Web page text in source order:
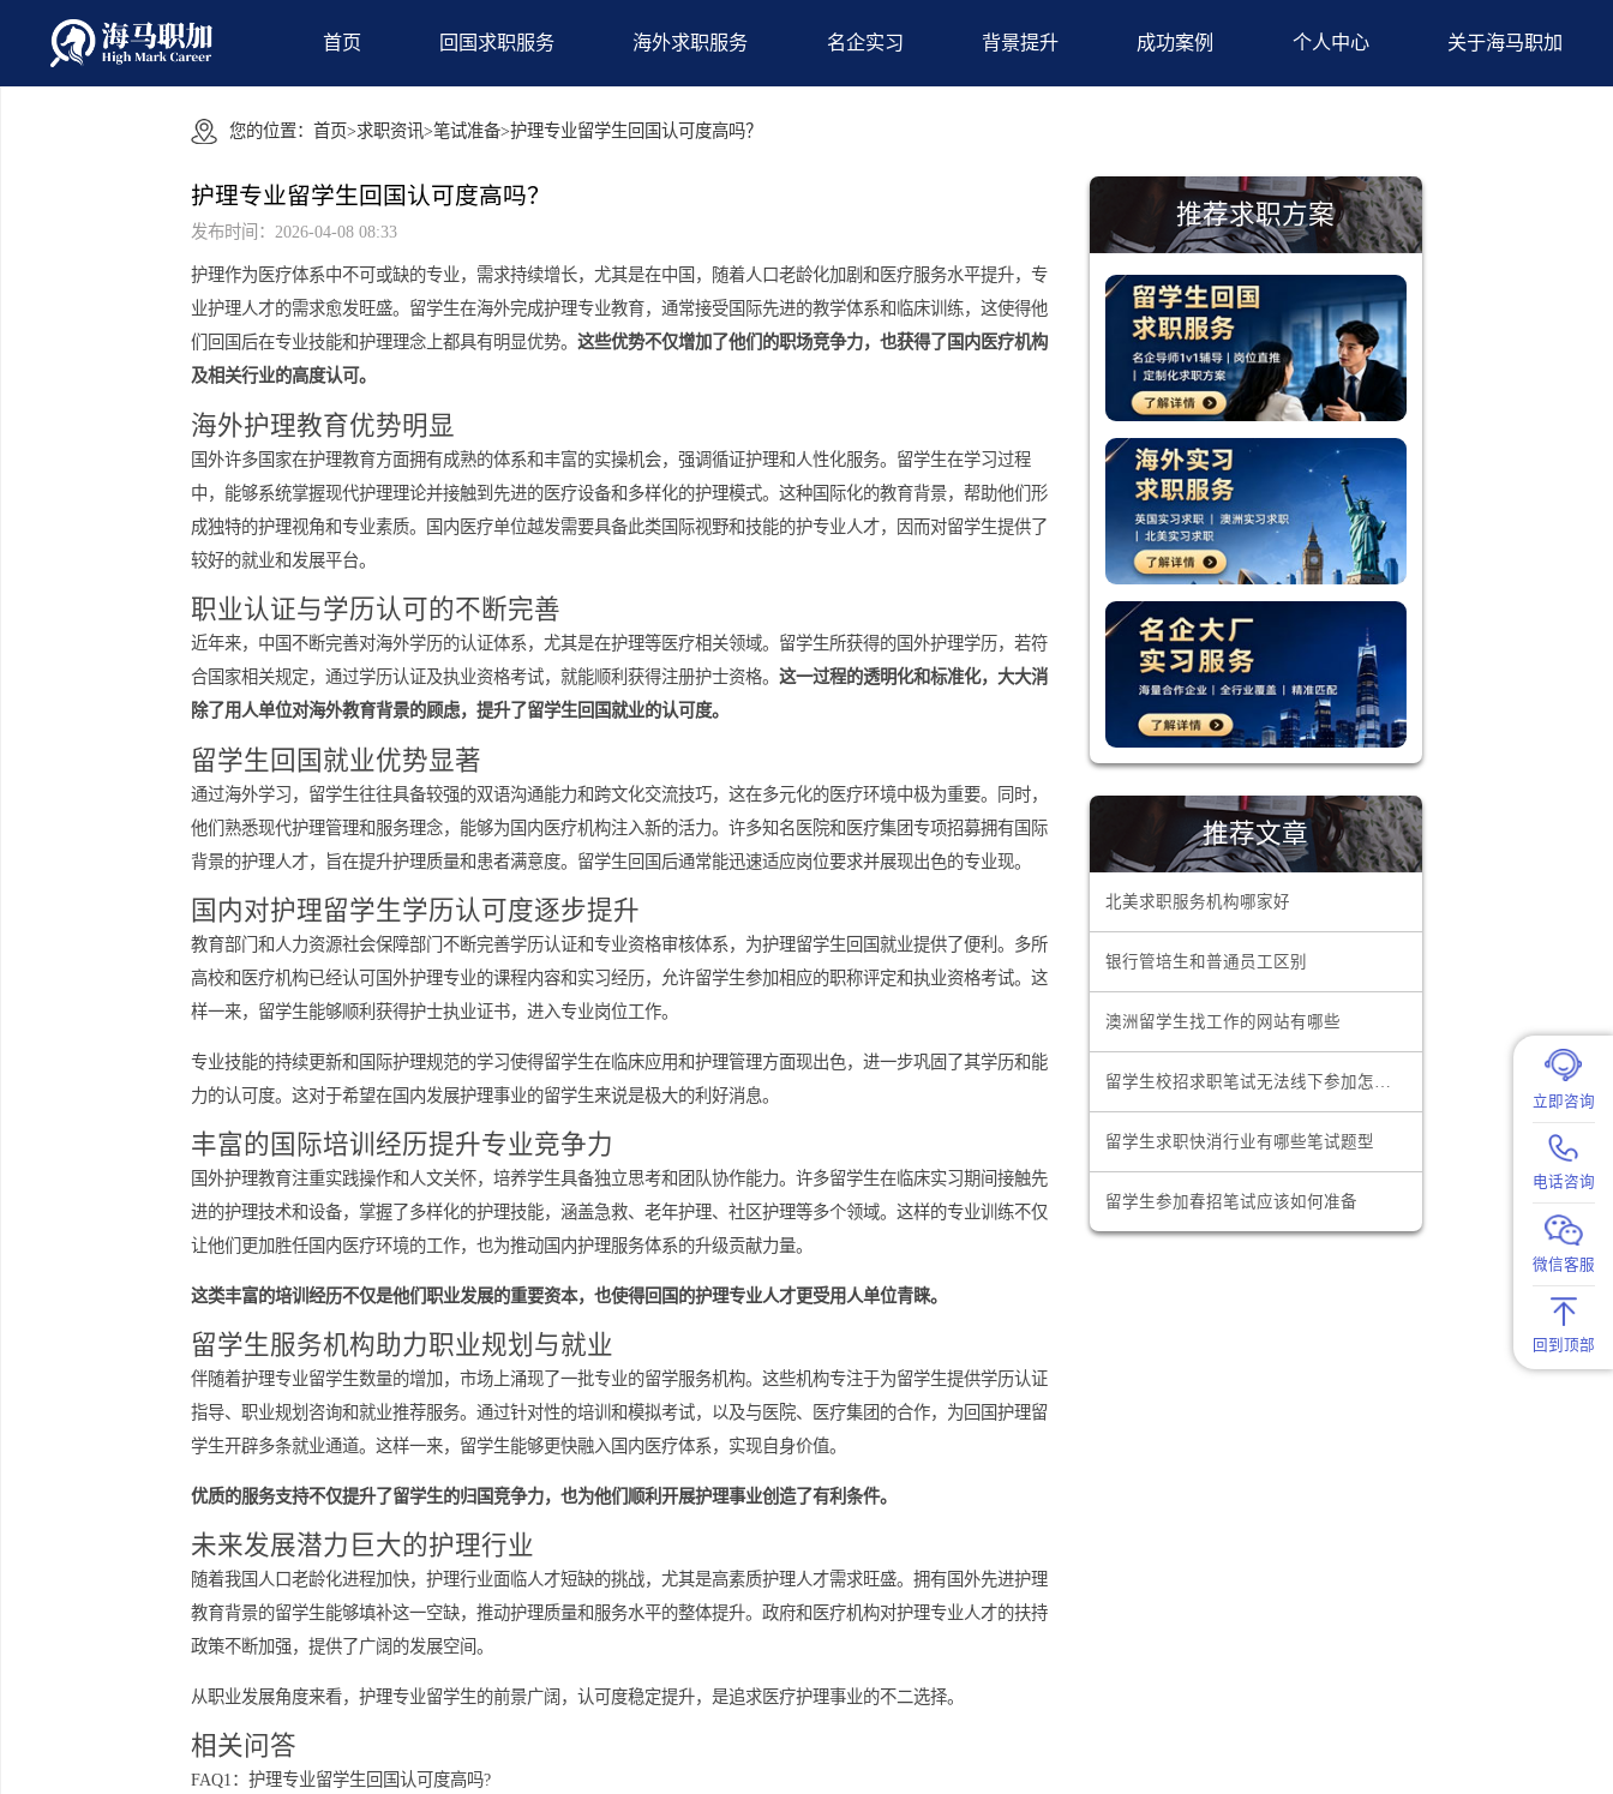
首页 回国求职服务 海外求职服务 名企实习 背景提升 成功案例 个人中心
您的位置： 首页 >求职资讯>笔试准备>护理专业留学生回国认可度高吗？
护理专业留学生回国认可度高吗？
护理作为医疗体系中不可或缺的专业，需求持续增长，尤其是在中国，随着人口老龄化加剧和医疗服务水平提升，专
业护理人才的需求愈发旺盛。留学生在海外完成护理专业教育，通常接受国际先进的教学体系和临床训练，这使得他
们回国后在专业技能和护理理念上都具有明显优势。
这些优势不仅增加了他们的职场竞争力，也获得了国内医疗机构
及相关行业的高度认可。
海外护理教育优势明显
国外许多国家在护理教育方面拥有成熟的体系和丰富的实操机会，强调循证护理和人性化服务。留学生在学习过程
中，能够系统掌握现代护理理论并接触到先进的医疗设备和多样化的护理模式。这种国际化的教育背景，帮助他们形
成独特的护理视角和专业素质。国内医疗单位越发需要具备此类国际视野和技能的护专业人才，因而对留学生提供了
较好的就业和发展平台。
职业认证与学历认可的不断完善
近年来，中国不断完善对海外学历的认证体系，尤其是在护理等医疗相关领域。留学生所获得的国外护理学历，若符
合国家相关规定，通过学历认证及执业资格考试，就能顺利获得注册护士资格。
这一过程的透明化和标准化，大大消
除了用人单位对海外教育背景的顾虑，提升了留学生回国就业的认可度。
留学生回国就业优势显著
他们熟悉现代护理管理和服务理念，能够为国内医疗机构注入新的活力。许多知名医院和医疗集团专项招募拥有国际
背景的护理人才，旨在提升护理质量和患者满意度。留学生回国后通常能迅速适应岗位要求并展现出色的专业现。
国内对护理留学生学历认可度逐步提升
教育部门和人力资源社会保障部门不断完善学历认证和专业资格审核体系，为护理留学生回国就业提供了便利。多所
高校和医疗机构已经认可国外护理专业的课程内容和实习经历，允许留学生参加相应的职称评定和执业资格考试。这
专业技能的持续更新和国际护理规范的学习使得留学生在临床应用和护理管理方面现出色，进一步巩固了其学历和能
力的认可度。这对于希望在国内发展护理事业的留学生来说是极大的利好消息。
国外护理教育注重实践操作和人文关怀，培养学生具备独立思考和团队协作能力。许多留学生在临床实习期间接触先
进的护理技术和设备，掌握了多样化的护理技能，涵盖急救、老年护理、社区护理等多个领域。这样的专业训练不仅
让他们更加胜任国内医疗环境的工作，也为推动国内护理服务体系的升级贡献力量。
这类丰富的培训经历不仅是他们职业发展的重要资本，也使得回国的护理专业人才更受用人单位青睐。
留学生服务机构助力职业规划与就业
伴随着护理专业留学生数量的增加，市场上涌现了一批专业的留学服务机构。这些机构专注于为留学生提供学历认证
指导、职业规划咨询和就业推荐服务。通过针对性的培训和模拟考试，以及与医院、医疗集团的合作，为回国护理留
学生开辟多条就业通道。这样一来，留学生能够更快融入国内医疗体系，实现自身价值。
优质的服务支持不仅提升了留学生的归国竞争力，也为他们顺利开展护理事业创造了有利条件。
随着我国人口老龄化进程加快，护理行业面临人才短缺的挑战，尤其是高素质护理人才需求旺盛。拥有国外先进护理
推荐求职方案
推荐文章
银行管培生和普通员工区别
澳洲留学生找工作的网站有哪些
留学生校招求职笔试无法线下参加怎么办